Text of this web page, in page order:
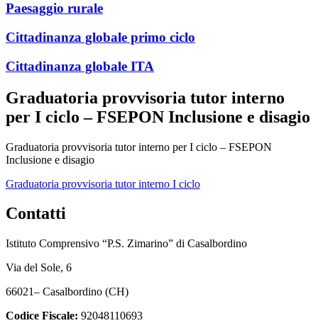
Paesaggio rurale
Cittadinanza globale primo ciclo
Cittadinanza globale ITA
Graduatoria provvisoria tutor interno
per I ciclo – FSEPON Inclusione e disagio
Graduatoria provvisoria tutor interno per I ciclo – FSEPON
Inclusione e disagio
Graduatoria provvisoria tutor interno I ciclo
Contatti
Istituto Comprensivo “P.S. Zimarino” di Casalbordino
Via del Sole, 6
66021– Casalbordino (CH)
Codice Fiscale: 92048110693